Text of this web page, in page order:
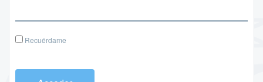
Recuérdame